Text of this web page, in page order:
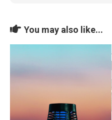
You may also like...